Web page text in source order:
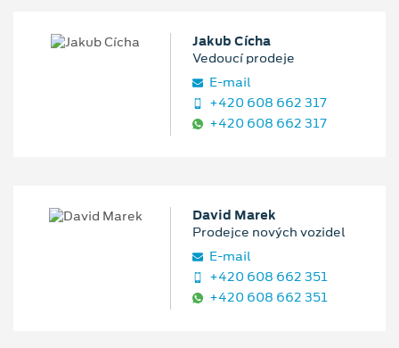
Jakub Cícha
Vedoucí prodeje
E‑mail
+420 608 662 317
+420 608 662 317
David Marek
Prodejce nových vozidel
E‑mail
+420 608 662 351
+420 608 662 351